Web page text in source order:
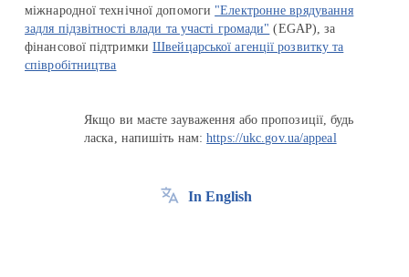
міжнародної технічної допомоги "Електронне врядування
задля підзвітності влади та участі громади" (EGAP), за
фінансової підтримкиШвейцарської агенції розвитку та
співробітництва
Якщо ви маєте зауваження або пропозиції, будь
ласка, напишіть нам:https://ukc.gov.ua/appeal
In English